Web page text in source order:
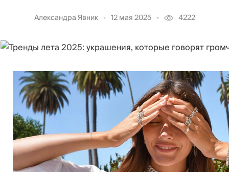
Александра Явник 12 мая 2025 4222